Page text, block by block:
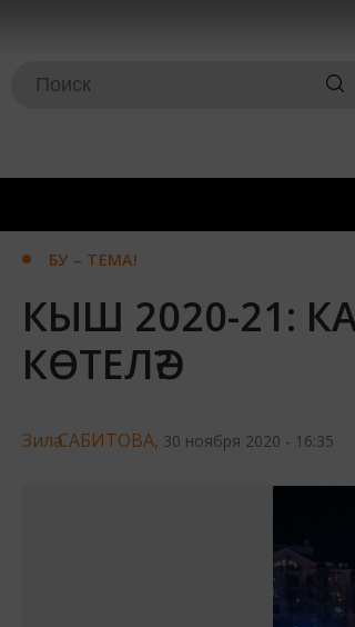
БУ – ТЕМА!
КЫШ 2020-21:
КӨТЕЛӘ?
Зилә САБИТОВА, 30 ноября 2020 - 16:35